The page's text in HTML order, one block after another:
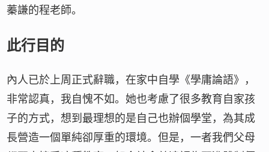
蓁謙的程老師。
此行目的
內人已於上周正式辭職，在家中自學《學庸論語》，
非常認真，我自愧不如。她也考慮了很多教育自家孩
子的方式，想到最理想的是自己也辦個學堂，為其成
長營造一個單純卻厚重的環境。但是，一者我們父母